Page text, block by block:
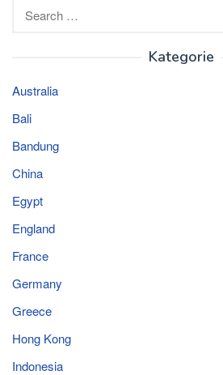
for:
Kategorie
Australia
Bali
Bandung
China
Egypt
England
France
Germany
Greece
Hong Kong
Indonesia